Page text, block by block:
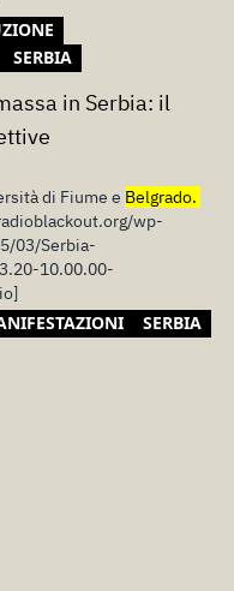
SERBIA
in Serbia: il
di Fiume e Belgrado.
wp-
03/Serbia-
10.00.00-
SERBIA